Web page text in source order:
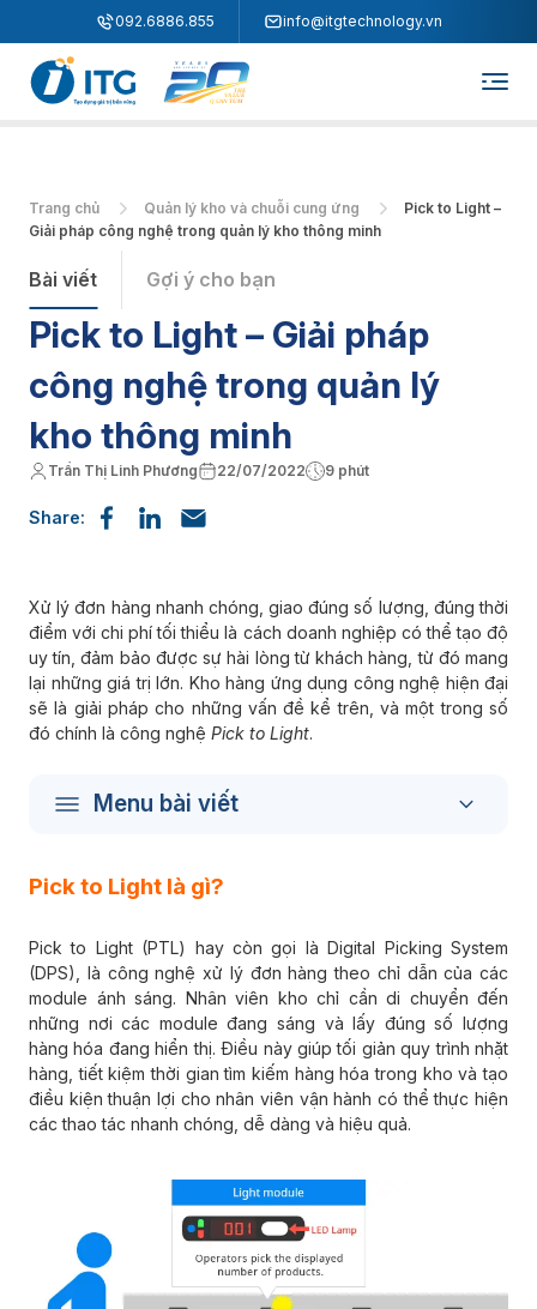
092.6886.855 info@itgtechnology.vn
Trang chủ Quản lý kho và chuỗi cung ứng
Pick to Light –
Giải pháp công nghệ trong quản lý kho thông minh
Bài viết Gợi ý cho bạn
Pick to Light – Giải pháp
công nghệ trong quản lý
kho thông minh
Trần Thị Linh Phương 22/07/2022 9 phút
Share:
Xử lý đơn hàng nhanh chóng, giao đúng số lượng, đúng thời
điểm với chi phí tối thiểu là cách doanh nghiệp có thể tạo độ
uy tín, đảm bảo được sự hài lòng từ khách hàng, từ đó mang
lại những giá trị lớn. Kho hàng ứng dụng công nghệ hiện đại
sẽ là giải pháp cho những vấn đề kể trên, và một trong số
đó chính là công nghệ Pick to Light.
Menu bài viết
Pick to Light là gì?
Pick to Light (PTL) hay còn gọi là Digital Picking System
(DPS), là công nghệ xử lý đơn hàng theo chỉ dẫn của các
module ánh sáng. Nhân viên kho chỉ cần di chuyển đến
những nơi các module đang sáng và lấy đúng số lượng
hàng hóa đang hiển thị. Điều này giúp tối giản quy trình nhặt
hàng, tiết kiệm thời gian tìm kiếm hàng hóa trong kho và tạo
điều kiện thuận lợi cho nhân viên vận hành có thể thực hiện
các thao tác nhanh chóng, dễ dàng và hiệu quả.